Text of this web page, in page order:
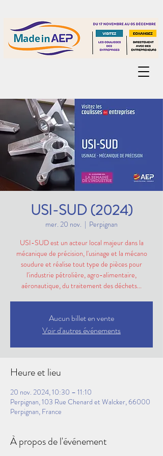
USI-SUD (2024)
mer. 20 nov.
  |
Perpignan
USI-SUD est un acteur local majeur dans la
mécanique de précision, l'usinage et la mécano
soudure et réalise tout type de pièces pour
l'industrie pétrolière, agro-alimentaire,
aéronautique, du traitement des déchets...
Aucun billet en vente
Voir d'autres événements
Heure et lieu
20 nov. 2024, 10:30 – 11:10
Perpignan, 103 Rue Chenard et Walcker, 66000
Perpignan, France
À propos de l'événement